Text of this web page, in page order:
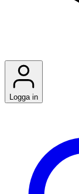
Logga in